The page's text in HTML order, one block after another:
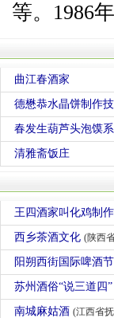
等。1986
曲江春酒家
德懋恭水晶饼制作
春发生葫芦头泡馍
清雅斋饭庄
王四酒家叫化鸡制
西乡茶酒文化 (陕西
阳朔西街国际啤酒节
苏州酒俗“说三道四”
南城麻姑酒 (江西省